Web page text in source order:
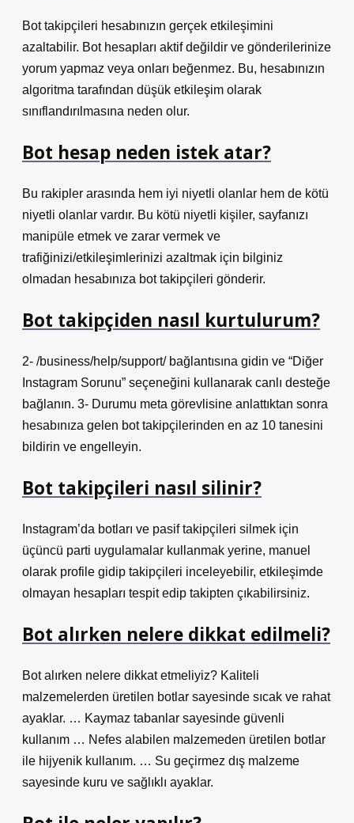
Bot takipçileri hesabınızın gerçek etkileşimini
azaltabilir. Bot hesapları aktif değildir ve gönderilerinize
yorum yapmaz veya onları beğenmez. Bu, hesabınızın
algoritma tarafından düşük etkileşim olarak
sınıflandırılmasına neden olur.
Bot hesap neden istek atar?
Bu rakipler arasında hem iyi niyetli olanlar hem de kötü
niyetli olanlar vardır. Bu kötü niyetli kişiler, sayfanızı
manipüle etmek ve zarar vermek ve
trafiğinizi/etkileşimlerinizi azaltmak için bilginiz
olmadan hesabınıza bot takipçileri gönderir.
Bot takipçiden nasıl kurtulurum?
2- /business/help/support/ bağlantısına gidin ve “Diğer
Instagram Sorunu” seçeneğini kullanarak canlı desteğe
bağlanın. 3- Durumu meta görevlisine anlattıktan sonra
hesabınıza gelen bot takipçilerinden en az 10 tanesini
bildirin ve engelleyin.
Bot takipçileri nasıl silinir?
Instagram’da botları ve pasif takipçileri silmek için
üçüncü parti uygulamalar kullanmak yerine, manuel
olarak profile gidip takipçileri inceleyebilir, etkileşimde
olmayan hesapları tespit edip takipten çıkabilirsiniz.
Bot alırken nelere dikkat edilmeli?
Bot alırken nelere dikkat etmeliyiz? Kaliteli
malzemelerden üretilen botlar sayesinde sıcak ve rahat
ayaklar. … Kaymaz tabanlar sayesinde güvenli
kullanım … Nefes alabilen malzemeden üretilen botlar
ile hijyenik kullanım. … Su geçirmez dış malzeme
sayesinde kuru ve sağlıklı ayaklar.